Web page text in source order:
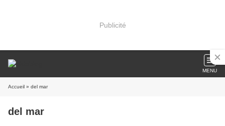
Publicité
MENU
Accueil » del mar
del mar